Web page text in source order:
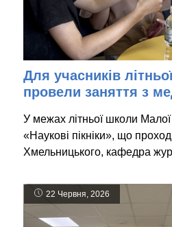
Для учасників
провели заняття з
У межах літньої школи Малої
«Наукові пікніки», що
Хмельницького, кафедра
22 Червня, 2026